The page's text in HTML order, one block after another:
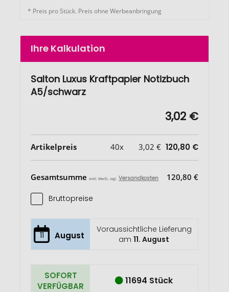
* Preis pro Stück. Preis ohne Werbeanbringung
Ihre Kalkulation
Salton Luxus Kraftpapier Notizbuch
A5/schwarz
3,02 €
Artikelpreis 40x 3,02 € 120,80 €
Gesamtsumme exkl. MwSt. zzgl. Versandkosten 120,80 €
Bruttopreise
11 August
Voraussichtliche Lieferung
am11. August
SOFORT
VERFÜGBAR
11694 Stück